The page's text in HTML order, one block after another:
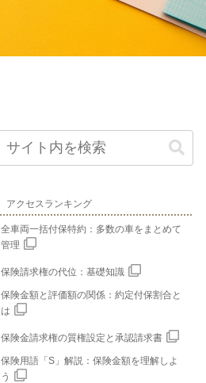
アクセスランキング
全車両一括付保特約：多数の車をまとめて
管理
保険請求権の代位：基礎知識
保険金額と評価額の関係：約定付保割合と
は
保険金請求権の質権設定と承認請求書
保険用語「S」解説：保険金額を理解しよ
う